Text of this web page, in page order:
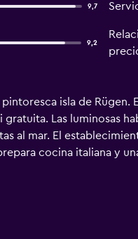
9,7
9,2
isla de
Las luminosas
al mar. El
cocina italiana y
el establecimiento
Binz se